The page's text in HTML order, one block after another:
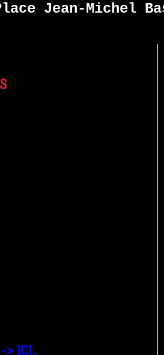
Jean-Michel
-> ICI.